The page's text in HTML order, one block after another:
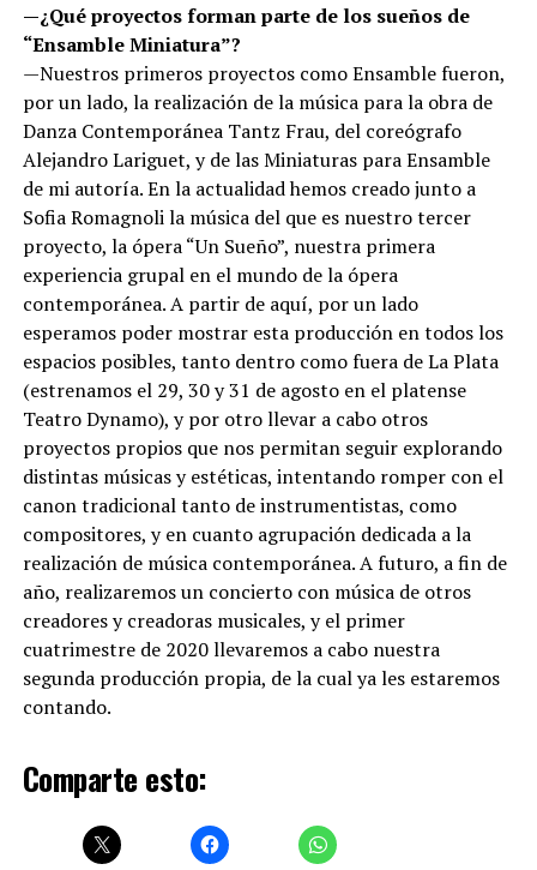
—¿Qué proyectos forman parte de los sueños de
“Ensamble Miniatura”?
—Nuestros primeros proyectos como Ensamble fueron,
por un lado, la realización de la música para la obra de
Danza Contemporánea Tantz Frau, del coreógrafo
Alejandro Lariguet, y de las Miniaturas para Ensamble
de mi autoría. En la actualidad hemos creado junto a
Sofia Romagnoli la música del que es nuestro tercer
proyecto, la ópera “Un Sueño”, nuestra primera
experiencia grupal en el mundo de la ópera
contemporánea. A partir de aquí, por un lado
esperamos poder mostrar esta producción en todos los
espacios posibles, tanto dentro como fuera de La Plata
(estrenamos el 29, 30 y 31 de agosto en el platense
Teatro Dynamo), y por otro llevar a cabo otros
proyectos propios que nos permitan seguir explorando
distintas músicas y estéticas, intentando romper con el
canon tradicional tanto de instrumentistas, como
compositores, y en cuanto agrupación dedicada a la
realización de música contemporánea. A futuro, a fin de
año, realizaremos un concierto con música de otros
creadores y creadoras musicales, y el primer
cuatrimestre de 2020 llevaremos a cabo nuestra
segunda producción propia, de la cual ya les estaremos
contando.
Comparte esto: